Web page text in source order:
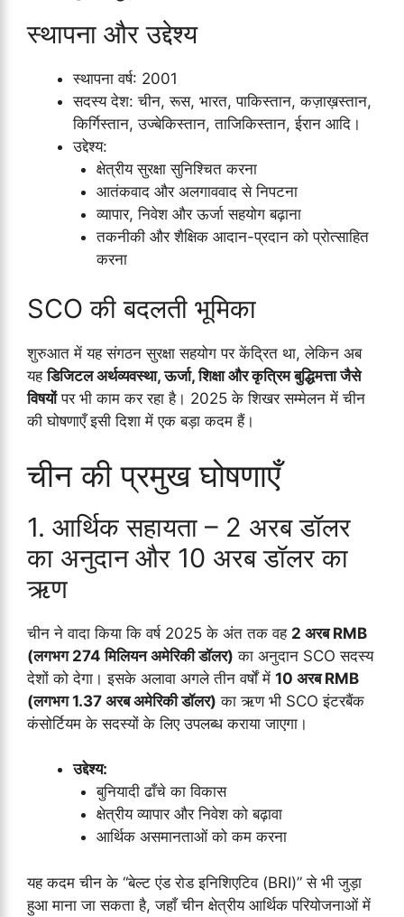
स्थापना और उद्देश्य
स्थापना वर्ष: 2001
सदस्य देश: चीन, रूस, भारत, पाकिस्तान, कज़ाख़स्तान,
किर्गिस्तान, उज्बेकिस्तान, ताजिकिस्तान, ईरान आदि।
उद्देश्य:
क्षेत्रीय सुरक्षा सुनिश्चित करना
आतंकवाद और अलगाववाद से निपटना
व्यापार, निवेश और ऊर्जा सहयोग बढ़ाना
तकनीकी और शैक्षिक आदान-प्रदान को प्रोत्साहित
करना
SCO की बदलती भूमिका
शुरुआत में यह संगठन सुरक्षा सहयोग पर केंद्रित था, लेकिन अब
यहडिजिटल अर्थव्यवस्था, ऊर्जा, शिक्षा और कृत्रिम बुद्धिमत्ता जैसे
विषयोंपर भी काम कर रहा है। 2025 के शिखर सम्मेलन में चीन
की घोषणाएँ इसी दिशा में एक बड़ा कदम हैं।
चीन की प्रमुख घोषणाएँ
1. आर्थिक सहायता – 2 अरब डॉलर
का अनुदान और 10 अरब डॉलर का
ऋण
चीन ने वादा किया कि वर्ष 2025 के अंत तक वह 2 अरब RMB
(लगभग 274 मिलियन अमेरिकी डॉलर) का अनुदान SCO सदस्य
देशों को देगा। इसके अलावा अगले तीन वर्षों में 10 अरब RMB
(लगभग 1.37 अरब अमेरिकी डॉलर) का ऋण भी SCO इंटरबैंक
कंसोर्टियम के सदस्यों के लिए उपलब्ध कराया जाएगा।
उद्देश्य:
बुनियादी ढाँचे का विकास
क्षेत्रीय व्यापार और निवेश को बढ़ावा
आर्थिक असमानताओं को कम करना
यह कदम चीन के “बेल्ट एंड रोड इनिशिएटिव (BRI)” से भी जुड़ा
हुआ माना जा सकता है, जहाँ चीन क्षेत्रीय आर्थिक परियोजनाओं में